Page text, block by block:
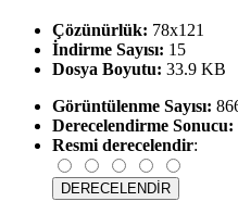
Çözünürlük: 78x121
İndirme Sayısı: 15
Dosya Boyutu: 33.9 KB
Görüntülenme Sayısı:
Derecelendirme Sonucu:
Resmi derecelendir: